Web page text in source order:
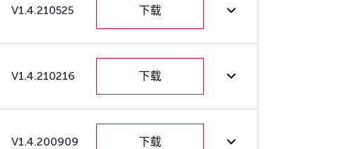
V1.4.210525 下载
V1.4.210216 下载
V1.4.200909 下载